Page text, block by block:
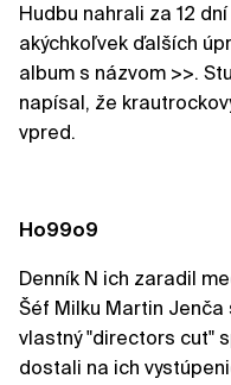
Hudbu nahrali za 12
akýchkoľvek ďalších
album s názvom >>.
napísal, že
vpred.
Ho99o9
Denník N ich zaradil
Šéf Milku Martin
vlastný "directors cut"
dostali na ich